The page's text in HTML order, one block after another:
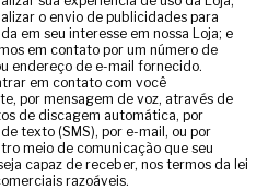
o envio de publicidades para
em seu interesse em nossa Loja; e
em contato por um número de
endereço de e-mail fornecido.
em contato com você
por mensagem de voz, através de
de discagem automática, por
texto (SMS), por e-mail, ou por
meio de comunicação que seu
capaz de receber, nos termos da lei
razoáveis.